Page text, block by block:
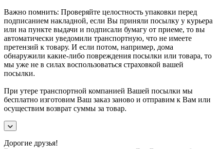
Важно помнить: Проверяйте целостность упаковки перед
подписанием накладной, если Вы приняли посылку у курьера
или на пункте выдачи и подписали бумагу от приеме, то вы
автоматически уведомили транспортную, что не имеете
претензий к товару. И если потом, например, дома
обнаружили какие-либо повреждения посылки или товара, то
мы уже не в силах воспользоваться страховкой вашей
посылки.
При утере транспортной компанией Вашей посылки мы
бесплатно изготовим Ваш заказ заново и отправим к Вам или
осуществим возврат суммы за товар.
Дорогие друзья!